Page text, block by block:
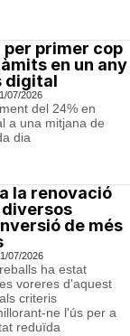
per primer cop
en un any
digital
07/2026
del 24% en
a una mitjana de
dia
la renovació
de més
07/2026
ha estat
voreres d'aquest
criteris
ne l'ús per a
reduïda